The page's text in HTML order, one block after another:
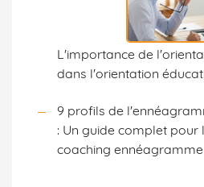
L'importance de
dans l'orientation
9 profils de
: Un guide complet pour
coaching ennéagramme